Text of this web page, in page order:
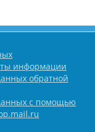
информации
обратной
с помощью